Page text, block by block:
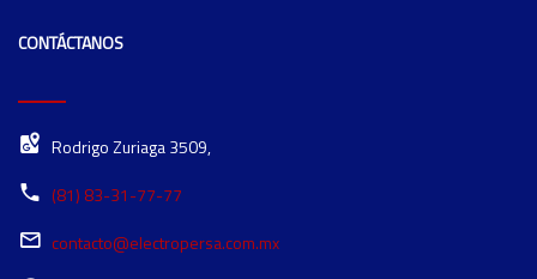
CONTÁCTANOS
Rodrigo Zuriaga 3509,
(81) 83-31-77-77
contacto@electropersa.com.mx